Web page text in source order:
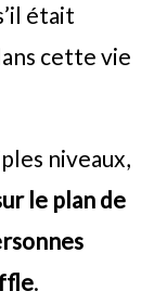
était
cette vie
niveaux,
le plan de
.